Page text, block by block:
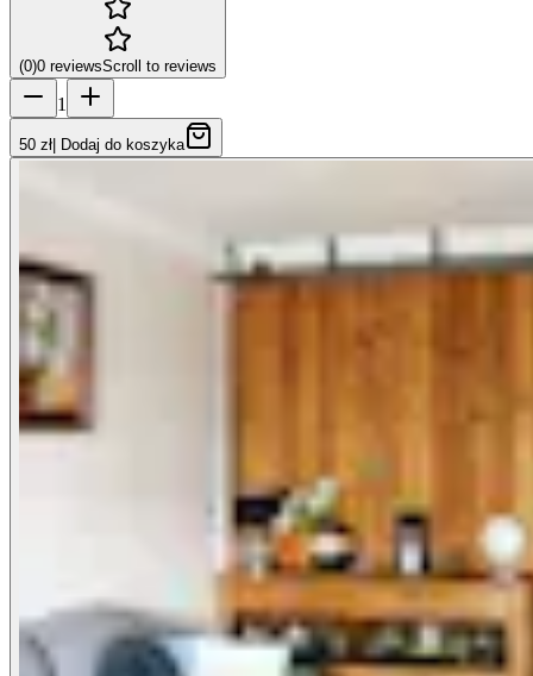
(0)0 reviewsScroll to reviews
1
50 zł Dodaj do koszyka